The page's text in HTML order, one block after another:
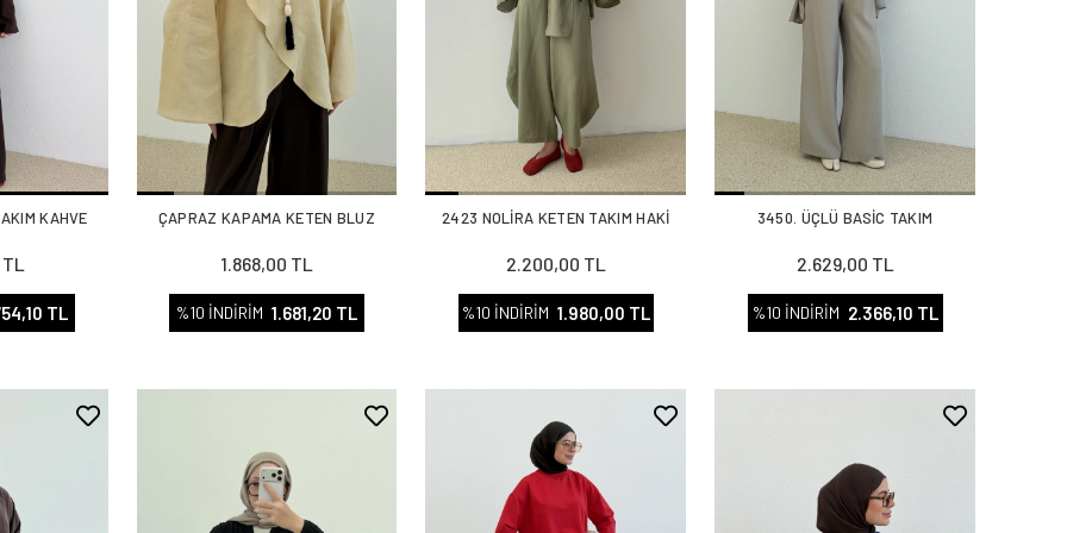
KAHVE
TL
ÇAPRAZ KAPAMA KETEN BLUZ
1.868,00 TL
%10 İNDİRİM 1.681,20 TL
2423 NOLİRA KETEN TAKIM HAKİ
2.200,00 TL
%10 İNDİRİM 1.980,00 TL
3450. ÜÇLÜ BASİC TAKIM
2.629,00 TL
%10 İNDİRİM 2.366,10 TL